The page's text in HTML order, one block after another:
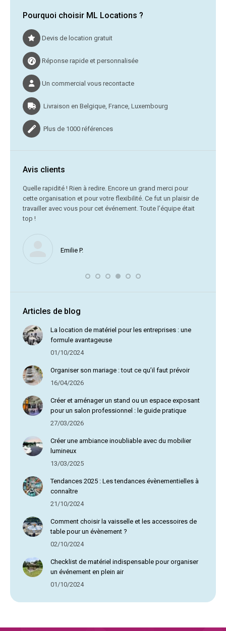
Pourquoi choisir ML Locations ?
Devis de location gratuit
Réponse rapide et personnalisée
Un commercial vous recontacte
Livraison en Belgique, France, Luxembourg
Plus de 1000 références
Avis clients
Quelle rapidité ! Rien à redire. Encore un grand merci pour
cette organisation et pour votre flexibilité. Ce fut un plaisir de
travailler avec vous pour cet événement. Toute l’équipe était
top !
Emilie P.
Articles de blog
La location de matériel pour les entreprises : une
formule avantageuse
01/10/2024
Organiser son mariage : tout ce qu’il faut prévoir
16/04/2026
Créer et aménager un stand ou un espace exposant
pour un salon professionnel : le guide pratique
27/03/2026
Créer une ambiance inoubliable avec du mobilier
lumineux
13/03/2025
Tendances 2025 : Les tendances évènementielles à
connaître
21/10/2024
Comment choisir la vaisselle et les accessoires de
table pour un évènement ?
02/10/2024
Checklist de matériel indispensable pour organiser
un événement en plein air
01/10/2024